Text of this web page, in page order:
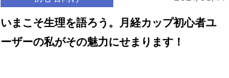
いまこそ生理を語ろう。月経カップ初心者ユ
ーザーの私がその魅力にせまります！